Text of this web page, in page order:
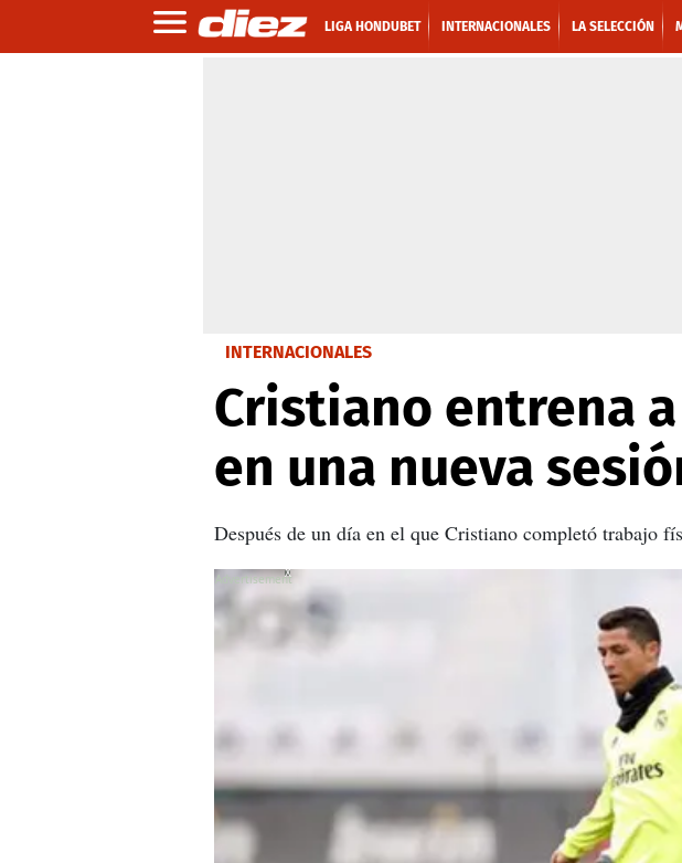
LIGA HONDUBET INTERNACIONALES LA SELECCIÓN
INTERNACIONALES
Cristiano entrena
en una nueva
Después de un día en el que Cristiano completó trabajo
X